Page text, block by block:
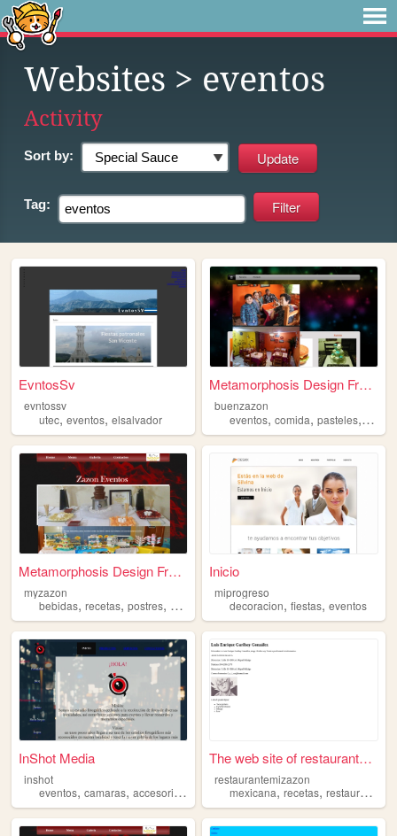
Websites > eventos
Activity
Sort by:
Tag:
EvntosSv
evntossv
utec, eventos, elsalvador
Metamorphosis Design Free Cs...
buenzazon
eventos,comida,pasteles,
Metamorphosis Design Free Cs...
myzazon
bebidas, recetas, postres, eventos comidas
Inicio
miprogreso
decoracion,fiestas,eventos
InShot Media
inshot
eventos, camaras, accesorios fotografia
The web site of restaurantem...
restaurantemizazon
mexicana,recetas,restaurante